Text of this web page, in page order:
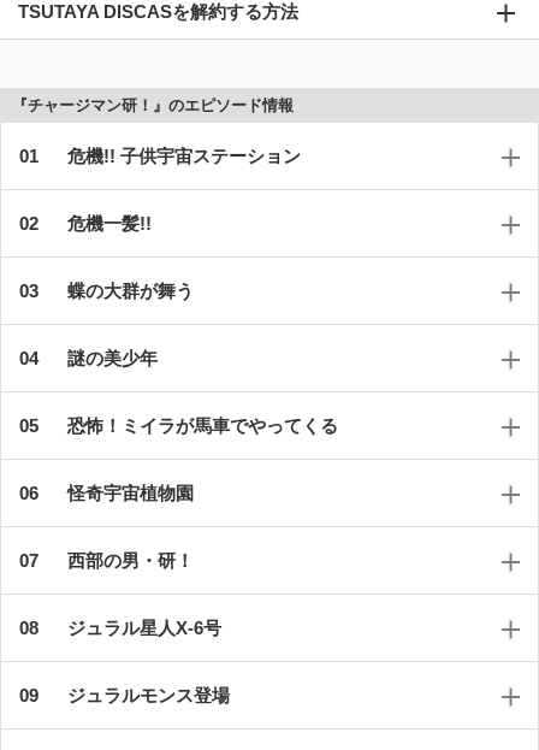
TSUTAYA DISCASを解約する方法
『チャージマン研！』のエピソード情報
危機!! 子供宇宙ステーション
危機一髪!!
蝶の大群が舞う
謎の美少年
恐怖！ミイラが馬車でやってくる
怪奇宇宙植物園
西部の男・研！
ジュラル星人X-6号
ジュラルモンス登場